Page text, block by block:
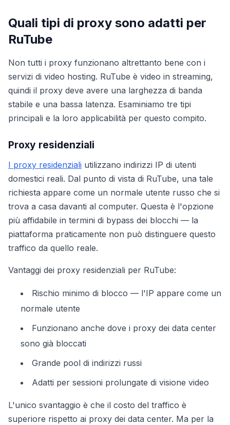
Quali tipi di proxy sono adatti per
RuTube
Non tutti i proxy funzionano altrettanto bene con i
servizi di video hosting. RuTube è video in streaming,
quindi il proxy deve avere una larghezza di banda
stabile e una bassa latenza. Esaminiamo tre tipi
principali e la loro applicabilità per questo compito.
Proxy residenziali
I proxy residenziali utilizzano indirizzi IP di utenti
domestici reali. Dal punto di vista di RuTube, una tale
richiesta appare come un normale utente russo che si
trova a casa davanti al computer. Questa è l'opzione
più affidabile in termini di bypass dei blocchi — la
piattaforma praticamente non può distinguere questo
traffico da quello reale.
Vantaggi dei proxy residenziali per RuTube:
Rischio minimo di blocco — l'IP appare come un
normale utente
Funzionano anche dove i proxy dei data center
sono già bloccati
Grande pool di indirizzi russi
Adatti per sessioni prolungate di visione video
L'unico svantaggio è che il costo del traffico è
superiore rispetto ai proxy dei data center. Ma per la